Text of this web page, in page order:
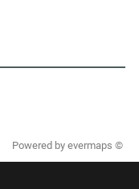
Powered by evermaps ©